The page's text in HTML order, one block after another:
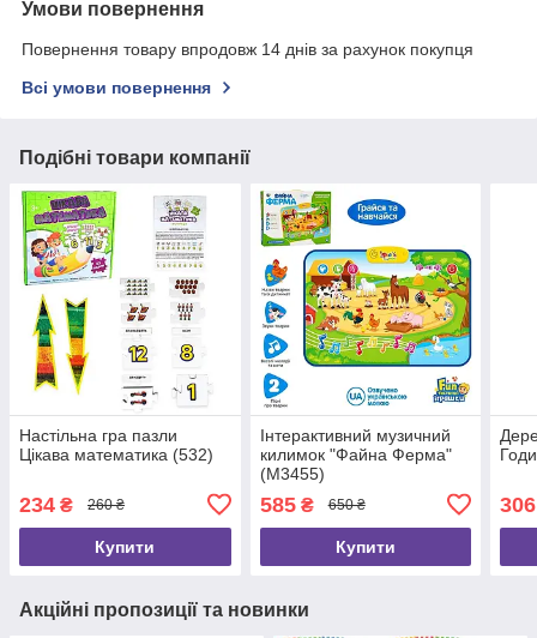
Умови повернення
Повернення товару впродовж 14 днів за рахунок покупця
Всі умови повернення
Подібні товари компанії
Настільна гра пазли
Цікава математика (532)
234 ₴ 260 ₴
Купити
Інтерактивний музичний
килимок "Файна Ферма"
(M3455)
585₴ 650 ₴
Купити
306
Акційні пропозиції та новинки